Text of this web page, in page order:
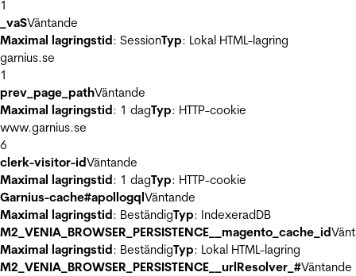
1
_vaSVäntande
Maximal lagringstid: SessionTyp: Lokal HTML-lagring
garnius.se
1
prev_page_pathVäntande
Maximal lagringstid: 1 dagTyp: HTTP-cookie
www.garnius.se
6
clerk-visitor-idVäntande
Maximal lagringstid: 1 dagTyp: HTTP-cookie
Garnius-cache#apollogqlVäntande
Maximal lagringstid: BeständigTyp: IndexeradDB
M2_VENIA_BROWSER_PERSISTENCE__magento_cache_id
Maximal lagringstid: BeständigTyp: Lokal HTML-lagring
M2_VENIA_BROWSER_PERSISTENCE__urlResolver_#Väntande